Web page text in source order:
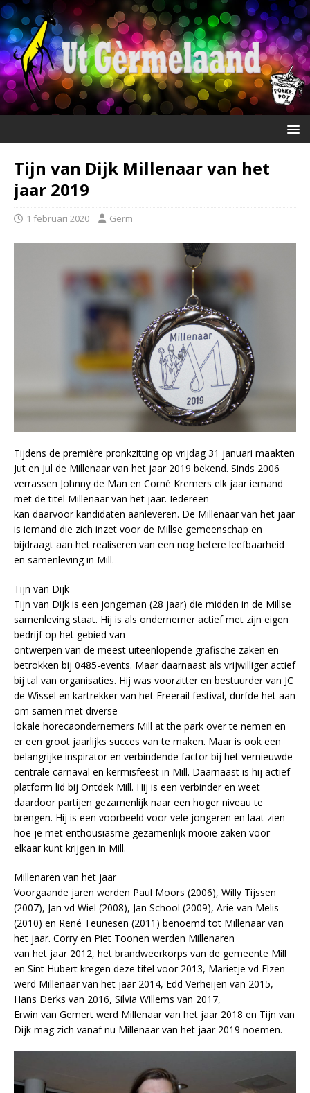
Tijn van Dijk Millenaar van het
jaar 2019
1 februari 2020 Germ
Tijdens de première pronkzitting op vrijdag 31 januari maakten
Jut en Jul de Millenaar van het jaar 2019 bekend. Sinds 2006
verrassen Johnny de Man en Corné Kremers elk jaar iemand
met de titel Millenaar van het jaar. Iedereen
kan daarvoor kandidaten aanleveren. De Millenaar van het jaar
is iemand die zich inzet voor de Millse gemeenschap en
bijdraagt aan het realiseren van een nog betere leefbaarheid
en samenleving in Mill.
Tijn van Dijk
Tijn van Dijk is een jongeman (28 jaar) die midden in de Millse
samenleving staat. Hij is als ondernemer actief met zijn eigen
bedrijf op het gebied van
ontwerpen van de meest uiteenlopende grafische zaken en
betrokken bij 0485-events. Maar daarnaast als vrijwilliger actief
bij tal van organisaties. Hij was voorzitter en bestuurder van JC
de Wissel en kartrekker van het Freerail festival, durfde het aan
om samen met diverse
lokale horecaondernemers Mill at the park over te nemen en
er een groot jaarlijks succes van te maken. Maar is ook een
belangrijke inspirator en verbindende factor bij het vernieuwde
centrale carnaval en kermisfeest in Mill. Daarnaast is hij actief
platform lid bij Ontdek Mill. Hij is een verbinder en weet
daardoor partijen gezamenlijk naar een hoger niveau te
brengen. Hij is een voorbeeld voor vele jongeren en laat zien
hoe je met enthousiasme gezamenlijk mooie zaken voor
elkaar kunt krijgen in Mill.
Millenaren van het jaar
Voorgaande jaren werden Paul Moors (2006), Willy Tijssen
(2007), Jan vd Wiel (2008), Jan School (2009), Arie van Melis
(2010) en René Teunesen (2011) benoemd tot Millenaar van
het jaar. Corry en Piet Toonen werden Millenaren
van het jaar 2012, het brandweerkorps van de gemeente Mill
en Sint Hubert kregen deze titel voor 2013, Marietje vd Elzen
werd Millenaar van het jaar 2014, Edd Verheijen van 2015,
Hans Derks van 2016, Silvia Willems van 2017,
Erwin van Gemert werd Millenaar van het jaar 2018 en Tijn van
Dijk mag zich vanaf nu Millenaar van het jaar 2019 noemen.